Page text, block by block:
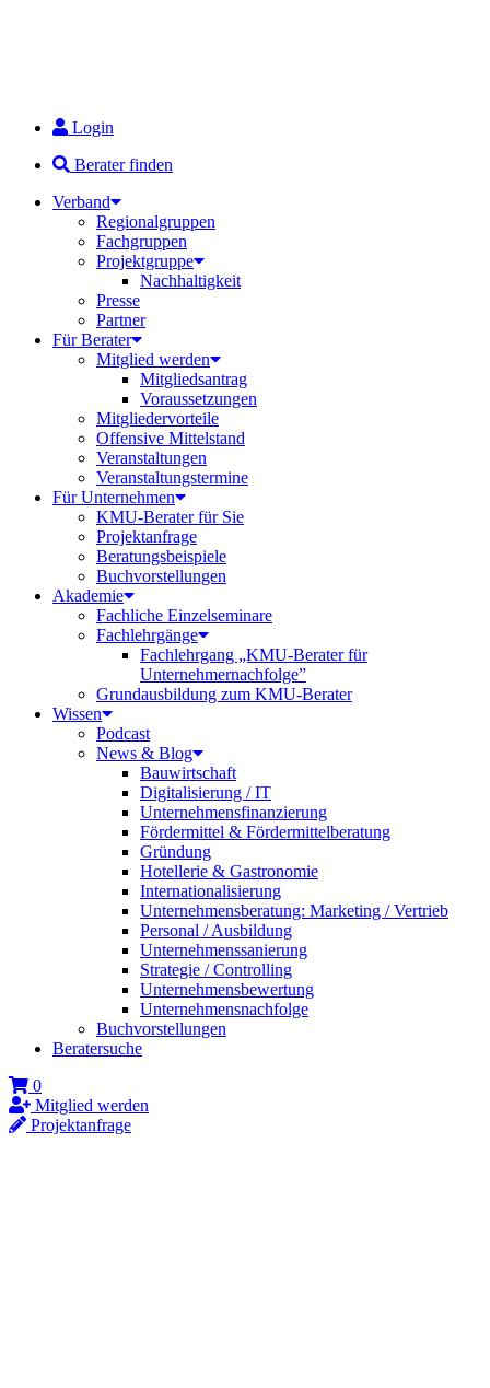
Login
Berater finden
Verband
Regionalgruppen
Fachgruppen
Projektgruppe
Nachhaltigkeit
Presse
Partner
Für Berater
Mitglied werden
Mitgliedsantrag
Voraussetzungen
Mitgliedervorteile
Offensive Mittelstand
Veranstaltungen
Veranstaltungstermine
Für Unternehmen
KMU-Berater für Sie
Projektanfrage
Beratungsbeispiele
Buchvorstellungen
Akademie
Fachliche Einzelseminare
Fachlehrgänge
Fachlehrgang „KMU-Berater für
Unternehmernachfolge”
Grundausbildung zum KMU-Berater
Wissen
Podcast
News & Blog
Bauwirtschaft
Digitalisierung / IT
Unternehmensfinanzierung
Fördermittel & Fördermittelberatung
Gründung
Hotellerie & Gastronomie
Internationalisierung
Unternehmensberatung: Marketing / Vertrieb
Personal / Ausbildung
Unternehmenssanierung
Strategie / Controlling
Unternehmensbewertung
Unternehmensnachfolge
Buchvorstellungen
Beratersuche
0
Mitglied werden
Projektanfrage